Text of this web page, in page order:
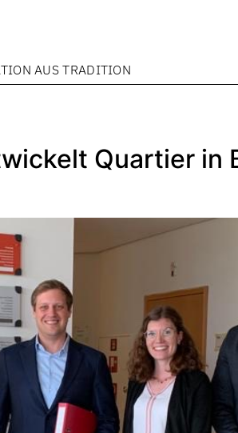
AUS TRADITION
Quartier in